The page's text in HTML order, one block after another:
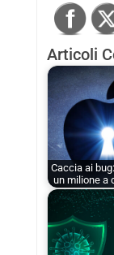
Articoli
Caccia ai
un milione a